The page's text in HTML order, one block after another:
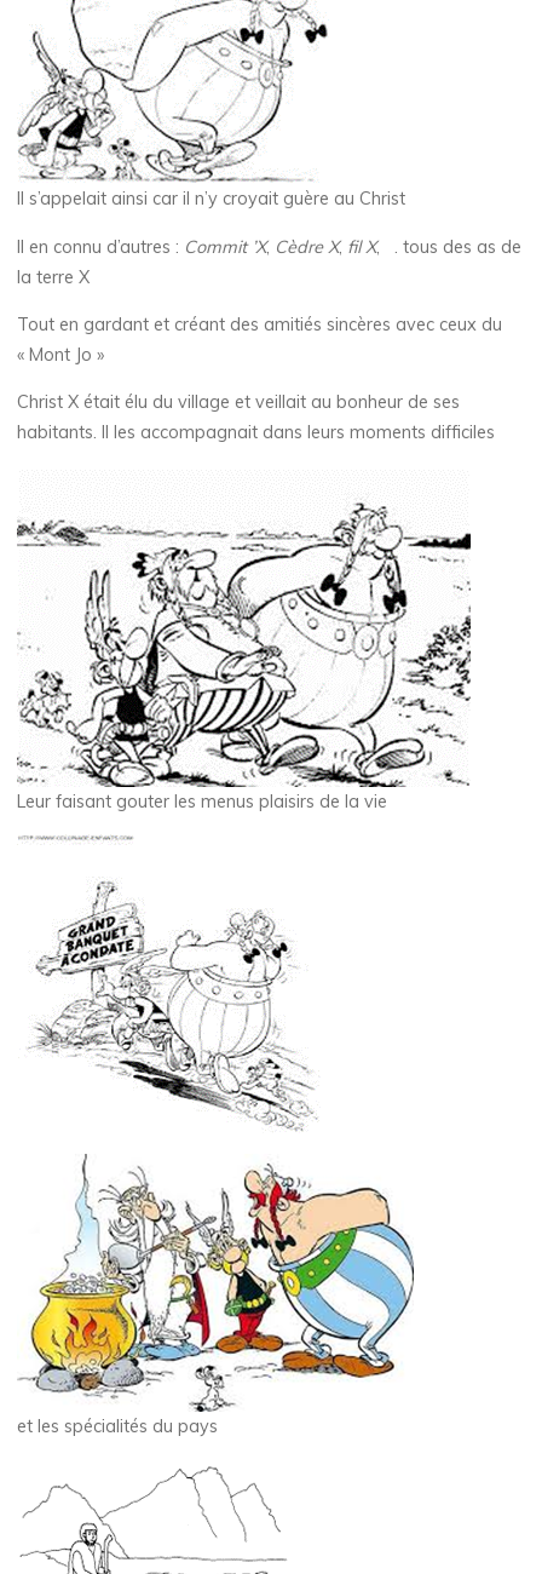
Il s’appelait ainsi car il n’y croyait guère au Christ
Il en connu d’autres : Commit ’X, Cèdre X, fil X, . tous des as de
la terre X
Tout en gardant et créant des amitiés sincères avec ceux du
« Mont Jo »
Christ X était élu du village et veillait au bonheur de ses
habitants. Il les accompagnait dans leurs moments difficiles
Leur faisant gouter les menus plaisirs de la vie
et les spécialités du pays